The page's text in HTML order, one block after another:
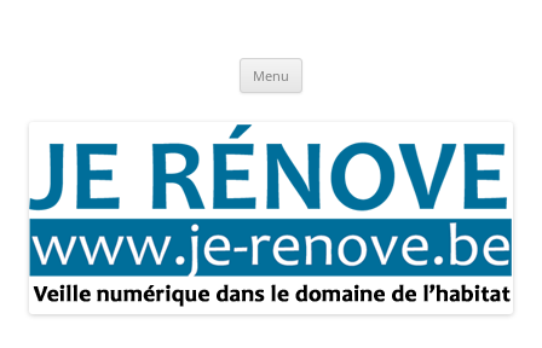
Menu